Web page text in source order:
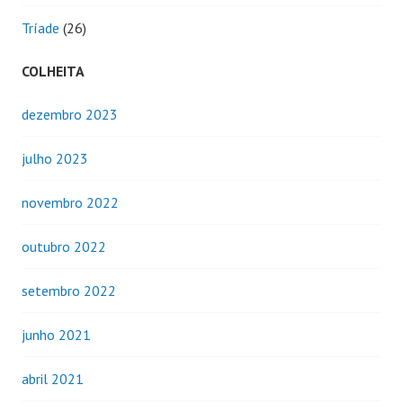
Tríade (26)
COLHEITA
dezembro 2023
julho 2023
novembro 2022
outubro 2022
setembro 2022
junho 2021
abril 2021